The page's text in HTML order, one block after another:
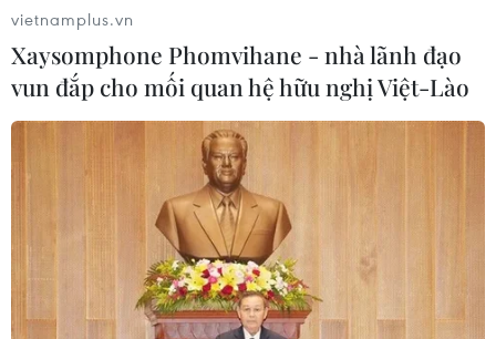
Theo dõi VietnamPlus
TIN LIÊN QUAN
vietnamplus.vn
Xaysomphone Phomvihane - nhà lãnh đạo
vun đắp cho mối quan hệ hữu nghị Việt-Lào